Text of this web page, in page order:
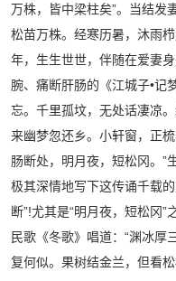
万株，皆中梁柱矣”。当结发
松苗万株。经寒历暑，沐雨
年，生生世世，伴随在爱妻
腕、痛断肝肠的《江城子•记
忘。千里孤坟，无处话凄凉
来幽梦忽还乡。小轩窗，正
肠断处，明月夜，短松冈。”
极其深情地写下这传诵千载
断”!尤其是“明月夜，短松冈
民歌《冬歌》唱道：“渊冰厚
复何似。果树结金兰，但看